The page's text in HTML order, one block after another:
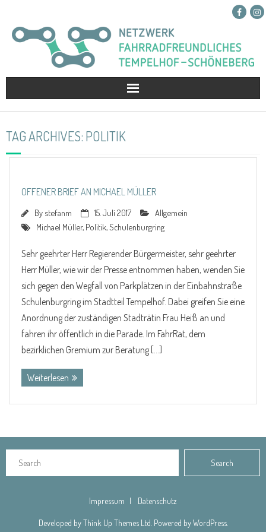
Netzwerk
Projekte
Spenden
TAG ARCHIVES: POLITIK
OFFENER BRIEF AN MICHAEL MÜLLER
By stefanm 15. Juli 2017
Allgemein
Michael Müller, Politik,Schulenburgring
Sehr geehrter Herr Regierender Bürgermeister, sehr geehrter
Herr Müller, wie wir der Presse entnommen haben, wenden Sie
sich gegen den Wegfall von Parkplätzen in der Einbahnstraße
Schulenburgring im Stadtteil Tempelhof. Dabei greifen Sie eine
Anordnung der zuständigen Stadträtin Frau Heiß an und
fahren ihr öffentlich in die Parade. Im FahrRat, dem
bezirklichen Gremium zur Beratung […]
Weiterlesen
Impressum Datenschutz
Developed byThink Up Themes Ltd . Powered byWordPress.